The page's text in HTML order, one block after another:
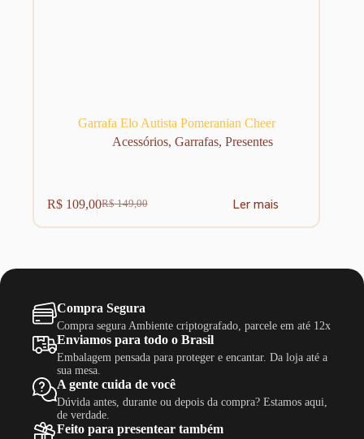
Garrafa Elo Autista Pomeranian Cheer
Acessórios,Garrafas,Presentes
R$149,00
O
preço
R$ 149,00.
R$109,00O
preço
R$ 109,00.
Ler mais
Compra Segura
Compra segura Ambiente criptografado, parcele em até 12x
Enviamos para todo o Brasil
Embalagem pensada para proteger e encantar. Da loja até a
sua mesa.
A gente cuida de você
Dúvida antes, durante ou depois da compra? Estamos aqui,
de verdade.
Feito para presentear também